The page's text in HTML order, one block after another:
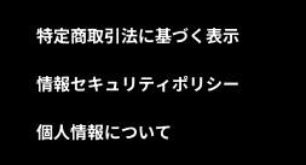
特定商取引法に基づく表示
情報セキュリティポリシー
個人情報について